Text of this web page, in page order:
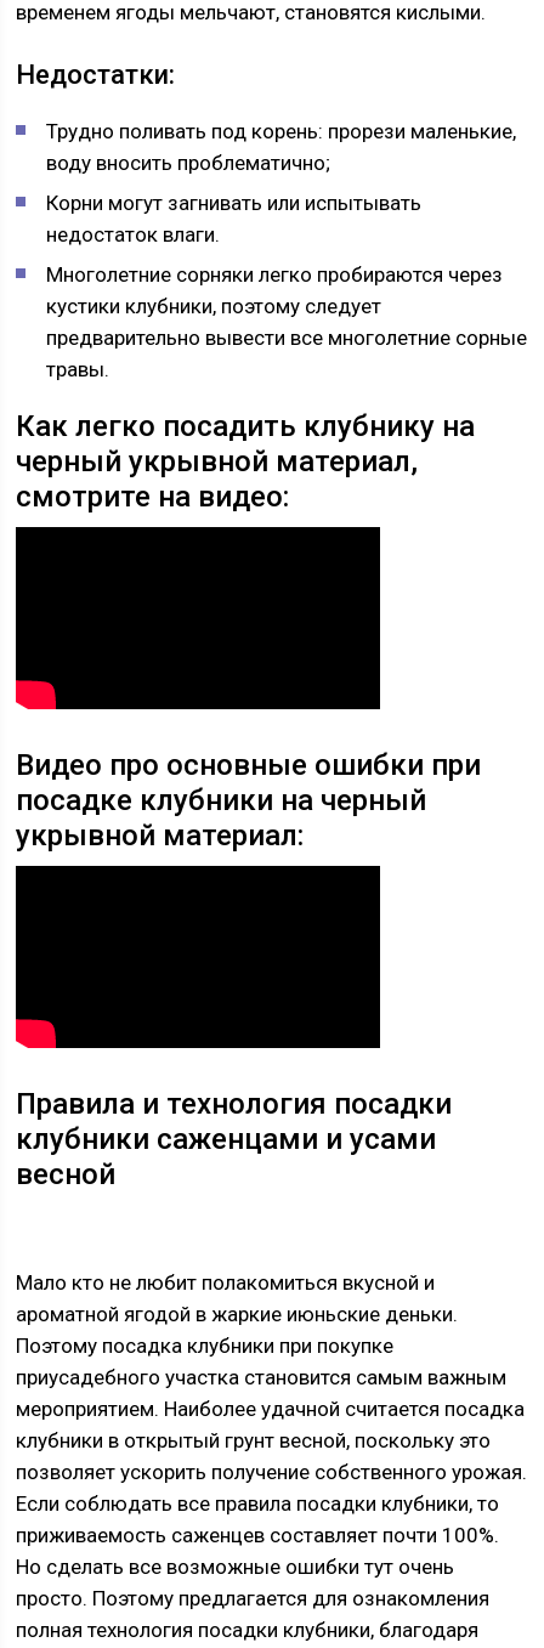
временем ягоды мельчают, становятся кислыми.
Недостатки:
Трудно поливать под корень: прорези маленькие,
воду вносить проблематично;
Корни могут загнивать или испытывать
недостаток влаги.
Многолетние сорняки легко пробираются через
кустики клубники, поэтому следует
предварительно вывести все многолетние сорные
травы.
Как легко посадить клубнику на
черный укрывной материал,
смотрите на видео:
Видео про основные ошибки при
посадке клубники на черный
укрывной материал:
Правила и технология посадки
клубники саженцами и усами
весной
Мало кто не любит полакомиться вкусной и
ароматной ягодой в жаркие июньские деньки.
Поэтому посадка клубники при покупке
приусадебного участка становится самым важным
мероприятием. Наиболее удачной считается посадка
клубники в открытый грунт весной, поскольку это
позволяет ускорить получение собственного урожая.
Если соблюдать все правила посадки клубники, то
приживаемость саженцев составляет почти 100%.
Но сделать все возможные ошибки тут очень
просто. Поэтому предлагается для ознакомления
полная технология посадки клубники, благодаря